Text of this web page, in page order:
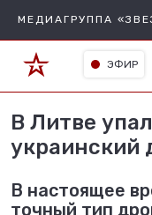
МЕДИАГРУППА
ЭФИР
В Литве
украинский
В настоящее
точный тип